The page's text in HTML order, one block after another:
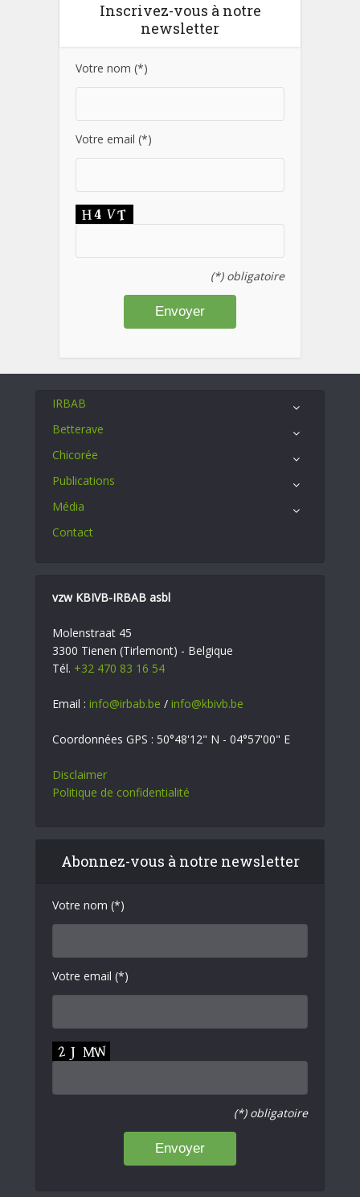
Inscrivez-vous à notre
newsletter
Votre nom (*)
Votre email (*)
(*) obligatoire
IRBAB
Betterave
Chicorée
Publications
Média
Contact
vzw KBIVB-IRBAB asbl
Molenstraat 45
3300 Tienen (Tirlemont) - Belgique
Tél. +32 470 83 16 54
Email : info@irbab.be / info@kbivb.be
Coordonnées GPS : 50°48'12" N - 04°57'00" E
Disclaimer
Politique de confidentialité
Abonnez-vous à notre newsletter
Votre nom (*)
Votre email (*)
(*) obligatoire